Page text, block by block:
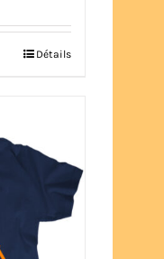
Détails